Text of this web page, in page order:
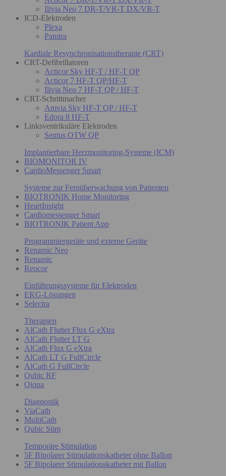
Ilivia Neo 7 DR-T/VR-T DX/VR-T
ICD-Elektroden
Plexa
Pamira
Kardiale Resynchronisationstherapie (CRT)
CRT-Defibrillatoren
Acticor Sky HF-T / HF-T QP
Acticor 7 HF-T QP/HF-T
Ilivia Neo 7 HF-T QP / HF-T
CRT-Schrittmacher
Amvia Sky HF-T QP / HF-T
Edora 8 HF-T
Linksventrikuläre Elektroden
Sentus OTW QP
Implantierbare Herzmonitoring-Systeme (ICM)
BIOMONITOR IV
CardioMessenger Smart
Systeme zur Fernüberwachung von Patienten
BIOTRONIK Home Monitoring
HeartInsight
Cardiomessenger Smart
BIOTRONIK Patient App
Programmiergeräte und externe Geräte
Renamic Neo
Renamic
Reocor
Einführungssysteme für Elektroden
EKG-Lösungen
Selectra
Therapien
AlCath Flutter Flux G eXtra
AlCath Flutter LT G
AlCath Flux G eXtra
AlCath LT G FullCircle
AlCath G FullCircle
Qubic RF
Qiona
Diagnostik
ViaCath
MultiCath
Qubic Stim
Temporäre Stimulation
5F Bipolarer Stimulationskatheter ohne Ballon
5F Bipolarer Stimulationskatheter mit Ballon